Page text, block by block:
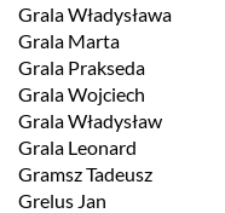
Grala Władysława
Grala Marta
Grala Prakseda
Grala Wojciech
Grala Władysław
Grala Leonard
Gramsz Tadeusz
Grelus Jan